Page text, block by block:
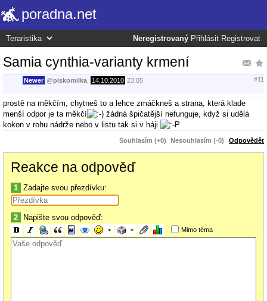
poradna.net
Neregistrovaný Přihlásit Registrovat
Samia cynthia-varianty krmení
Newer @piskomilka 14.10.2010 23:05 #11
prostě na měkčím, chytneš to a lehce zmáčkneš a strana, která klade
menší odpor je ta měkčí
žádná špičatější nefunguje, když si udělá
kokon v rohu nádrže nebo v listu tak si v háji
Souhlasím (+0) Nesouhlasím (-0) Odpovědět
Reakce na odpověď
1 Zadajte svou přezdívku:
2 Napište svou odpověď:
Mimo téma